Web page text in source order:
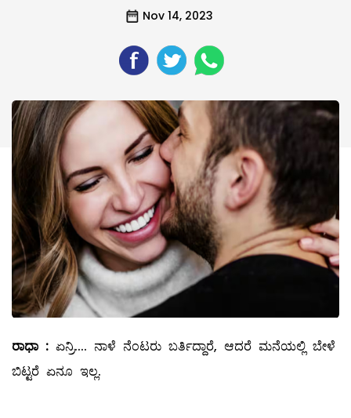
Nov 14, 2023
ರಾಧಾ : ಏನ್ರಿ.... ನಾಳೆ ನೆಂಟರು ಬರ್ತಿದ್ದಾರೆ, ಆದರೆ ಮನೆಯಲ್ಲಿ ಬೇಳೆ
ಬಿಟ್ಟರೆ ಏನೂ ಇಲ್ಲ.